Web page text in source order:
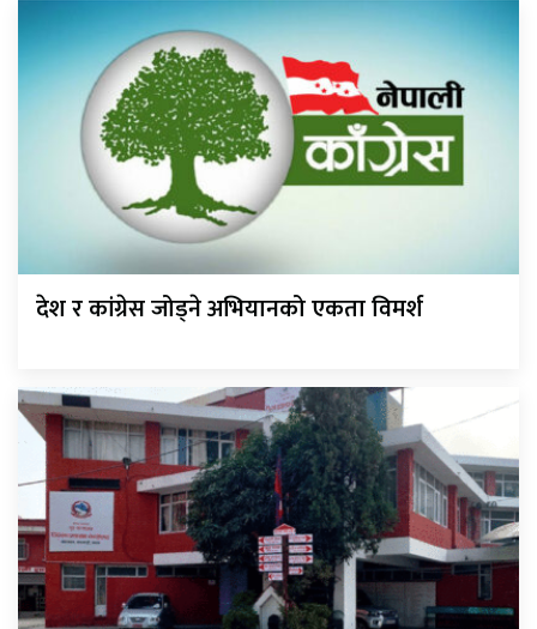
देश र कांग्रेस जोड्ने अभियानको एकता विमर्श